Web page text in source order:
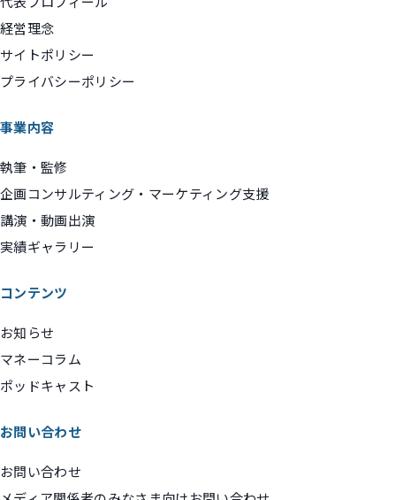
経営理念
サイトポリシー
プライバシーポリシー
事業内容
執筆・監修
企画コンサルティング・マーケティング支援
講演・動画出演
実績ギャラリー
コンテンツ
お知らせ
マネーコラム
ポッドキャスト
お問い合わせ
お問い合わせ